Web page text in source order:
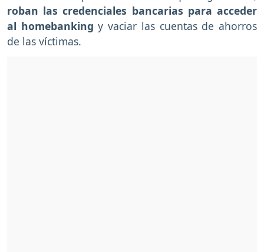
roban las credenciales bancarias para acceder
al homebanking y vaciar las cuentas de ahorros
de las víctimas.